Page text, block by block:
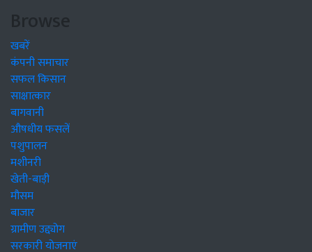
Browse
खबरें
कंपनी समाचार
सफल किसान
साक्षात्कार
बागवानी
औषधीय फसलें
पशुपालन
मशीनरी
खेती-बाड़ी
मौसम
बाजार
ग्रामीण उद्द्योग
सरकारी योजनाएं